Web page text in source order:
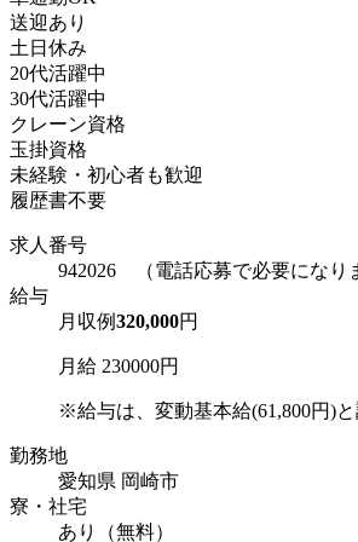
送迎あり
土日休み
20代活躍中
30代活躍中
クレーン資格
玉掛資格
未経験・初心者も歓迎
履歴書不要
求人番号
942026 （電話応募で必要になり
給与
月収例320,000円
月給 230000円
※給与は、変動基本給(61,800円)
勤務地
愛知県 岡崎市
寮・社宅
あり（無料）